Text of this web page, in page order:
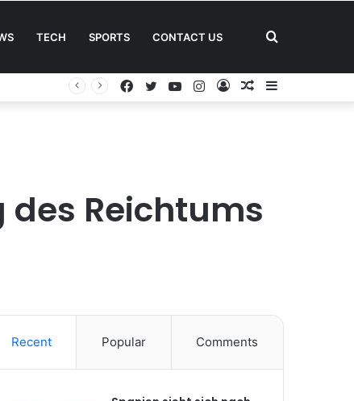
TECH SPORTS CONTACT US Search
Random
Log
Instagram
YouTube
Twitter
Facebook
des Reichtums
Recent Popular Comments